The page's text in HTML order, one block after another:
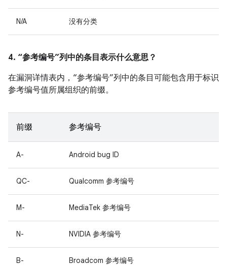
N/A 没有分类
4. “参考编号”列中的条目表示什么意思？
在漏洞详情表内，“参考编号”列中的条目可能包含用于标识
参考编号值所属组织的前缀。
前缀 参考编号
A- Android bug ID
QC- Qualcomm 参考编号
M- MediaTek 参考编号
N- NVIDIA 参考编号
B- Broadcom 参考编号